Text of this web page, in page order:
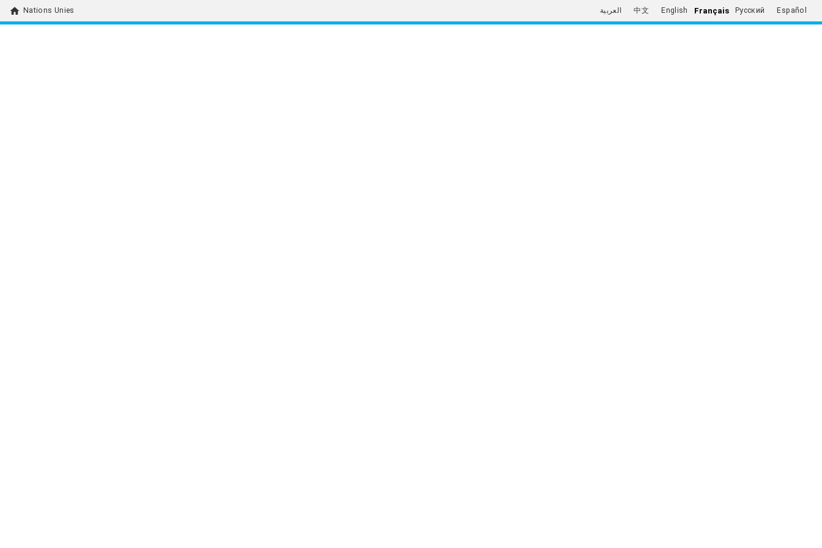
home Nations Unies العربية 中文 English Français Русский Español